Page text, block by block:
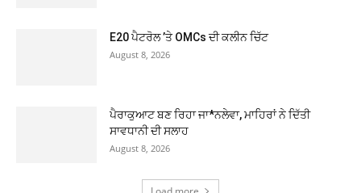
E20 ਪੈਟਰੋਲ ’ਤੇ OMCs ਦੀ ਕਲੀਨ ਚਿੱਟ
August 8, 2026
ਪੈਰਾਕੁਆਟ ਬਣ ਰਿਹਾ ਜਾ*ਨਲੇਵਾ, ਮਾਹਿਰਾਂ ਨੇ ਦਿੱਤੀ
ਸਾਵਧਾਨੀ ਦੀ ਸਲਾਹ
August 8, 2026